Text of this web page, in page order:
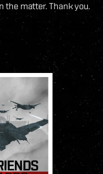
the matter. Thank you.